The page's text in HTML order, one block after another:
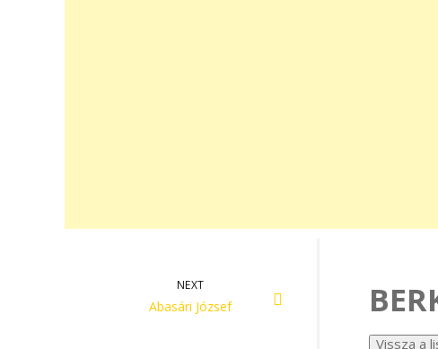
NEXT
Abasári József